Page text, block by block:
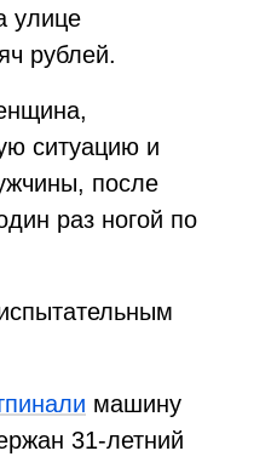
улице
рублей.
ситуацию и
после
раз ногой по
машину
31-летний